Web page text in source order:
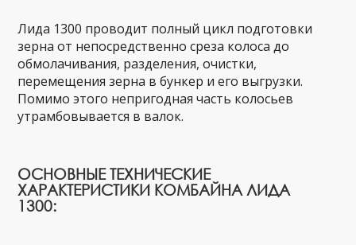
Лида 1300 проводит полный цикл подготовки
зерна от непосредственно среза колоса до
обмолачивания, разделения, очистки,
перемещения зерна в бункер и его выгрузки.
Помимо этого непригодная часть колосьев
утрамбовывается в валок.
ОСНОВНЫЕ ТЕХНИЧЕСКИЕ
ХАРАКТЕРИСТИКИ КОМБАЙНА ЛИДА
1300: